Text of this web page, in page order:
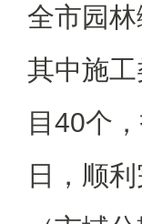
全市园
其中施
目40个
日，顺